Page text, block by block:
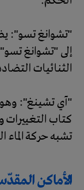
"تشوانغ تسو":
الثنائيات
"آي تشينغ": وهو
كتاب التغييرات
تشبه حركة الماء
الأماكن